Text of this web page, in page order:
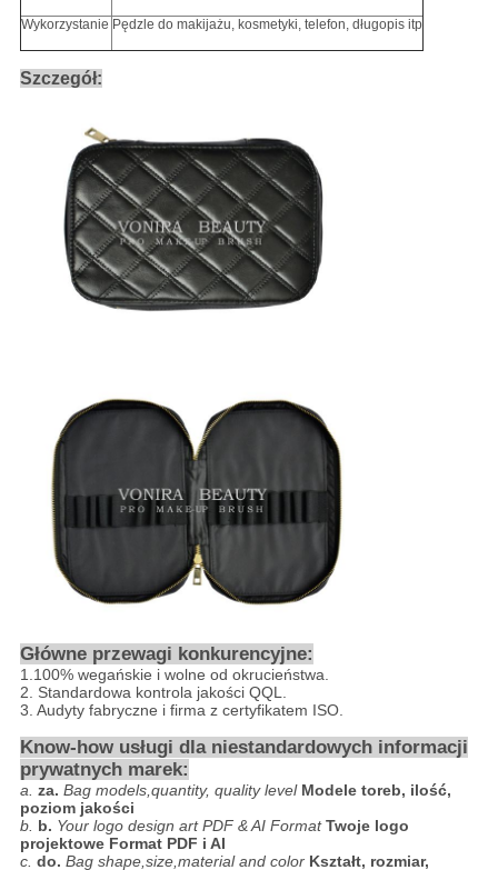
Wykorzystanie Pędzle do makijażu, kosmetyki, telefon, długopis itp
Szczegół:
Główne przewagi konkurencyjne:
1.100% wegańskie i wolne od okrucieństwa.
2. Standardowa kontrola jakości QQL.
3. Audyty fabryczne i firma z certyfikatem ISO.
Know-how usługi dla niestandardowych informacji
prywatnych marek:
a. za. Bag models,quantity, quality level Modele toreb, ilość,
poziom jakości
b. b. Your logo design art PDF & AI Format Twoje logo
projektowe Format PDF i AI
c. do. Bag shape,size,material and color Kształt, rozmiar,